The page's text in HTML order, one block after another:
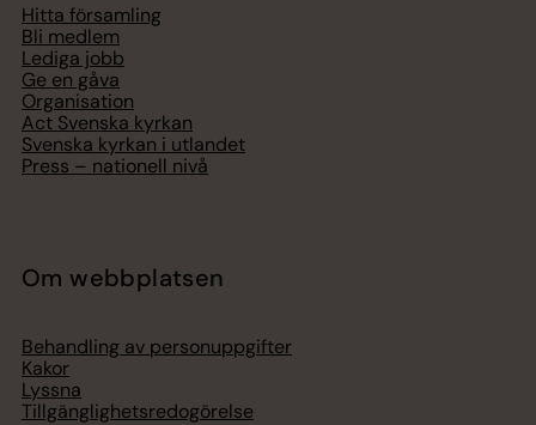
Hitta församling
Bli medlem
Lediga jobb
Ge en gåva
Organisation
Act Svenska kyrkan
Svenska kyrkan i utlandet
Press – nationell nivå
Om webbplatsen
Behandling av personuppgifter
Kakor
Lyssna
Tillgänglighetsredogörelse